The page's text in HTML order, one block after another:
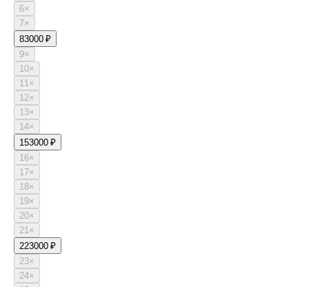
6×
7×
83000 ₽
9×
10×
11×
12×
13×
14×
153000 ₽
16×
17×
18×
19×
20×
21×
223000 ₽
23×
24×